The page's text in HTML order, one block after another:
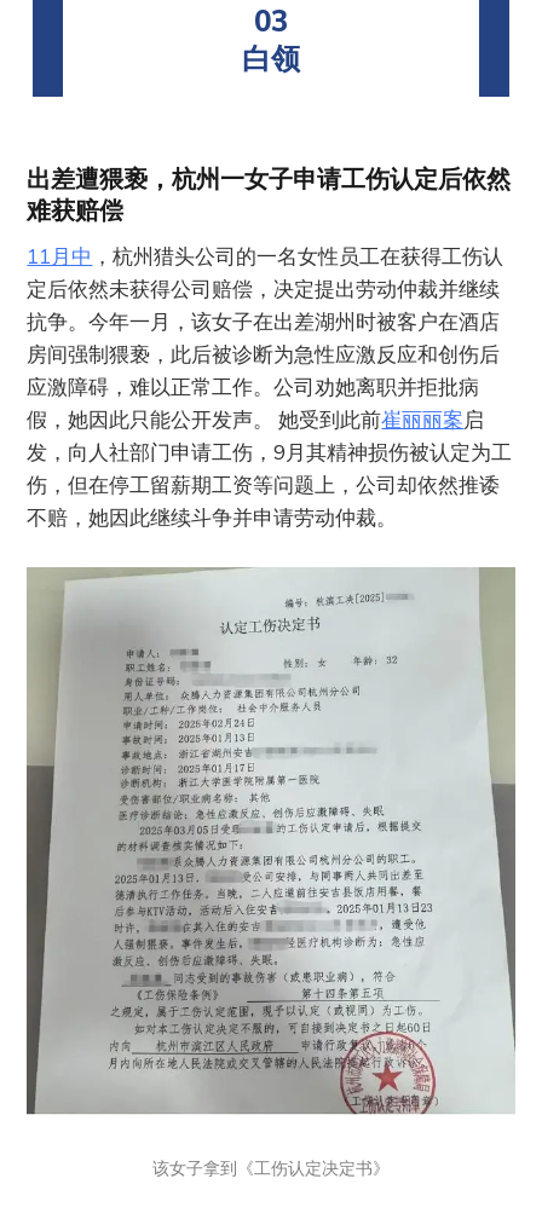
03
白领
出差遭猥亵，杭州一女子申请工伤认定后依然
难获赔偿
11月中 ，杭州猎头公司的一名女性员工在获得工伤认
定后依然未获得公司赔偿，决定提出劳动仲裁并继续
抗争。今年一月，该女子在出差湖州时被客户在酒店
房间强制猥亵，此后被诊断为急性应激反应和创伤后
应激障碍，难以正常工作。公司劝她离职并拒批病
假，她因此只能公开发声。 她受到此前崔丽丽案启
发，向人社部门申请工伤，9月其精神损伤被认定为工
伤，但在停工留薪期工资等问题上，公司却依然推诿
不赔，她因此继续斗争并申请劳动仲裁。
该女子拿到《工伤认定决定书》